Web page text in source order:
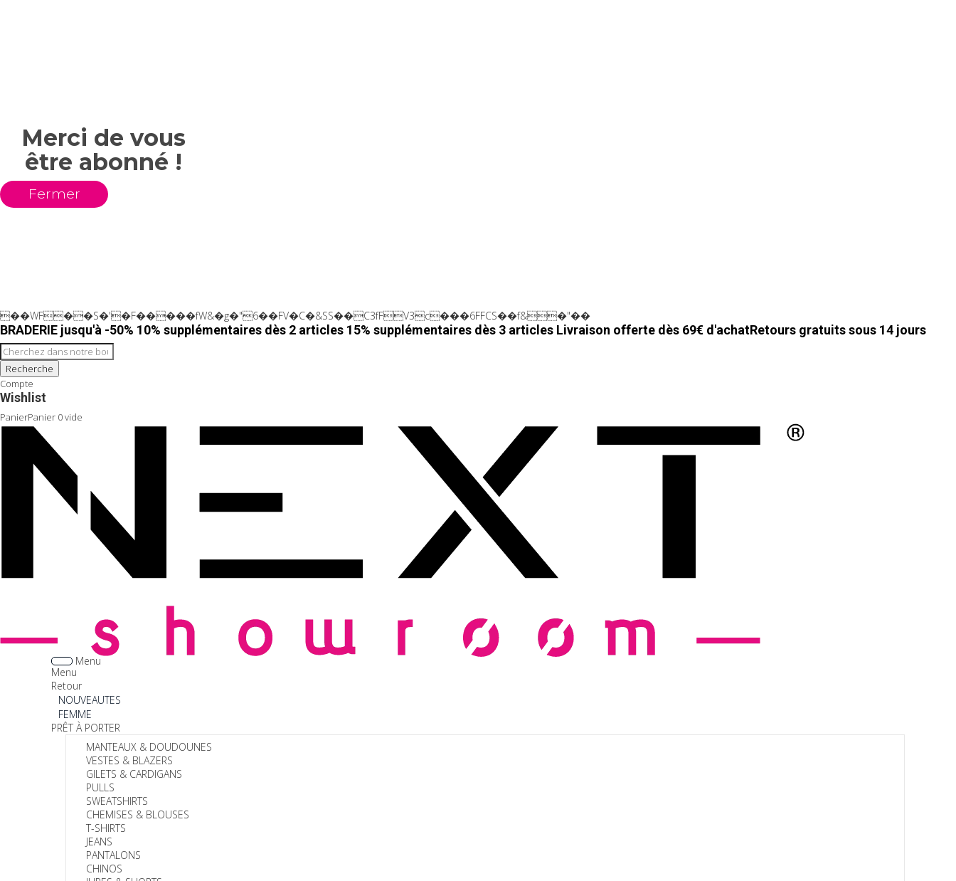
Merci de vous
être abonné !
Fermer
��WF��S�'�F�����fW&�g�"6��FV�C�&SS��C3fFV3c���6FFCS��f&�"��
BRADERIE jusqu'à -50% 10% supplémentaires dès 2 articles 15% supplémentaires dès 3 articles Livraison offerte dès 69€ d'achatRetours gratuits sous 14 jours
Recherche
Compte
Wishlist
PanierPanier 0vide
Menu
Menu
Retour
NOUVEAUTES
FEMME
PRÊT À PORTER
MANTEAUX & DOUDOUNES
VESTES & BLAZERS
GILETS & CARDIGANS
PULLS
SWEATSHIRTS
CHEMISES & BLOUSES
T-SHIRTS
JEANS
PANTALONS
CHINOS